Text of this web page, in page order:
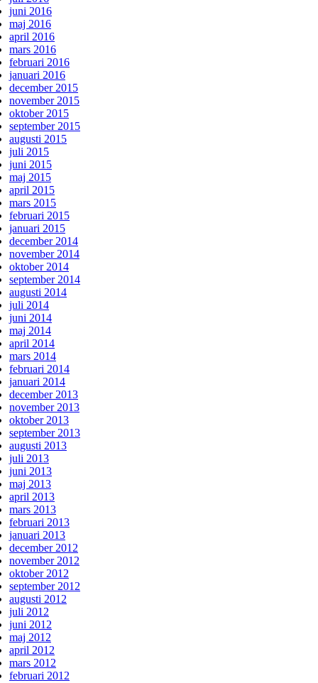
juni 2016
maj 2016
april 2016
mars 2016
februari 2016
januari 2016
december 2015
november 2015
oktober 2015
september 2015
augusti 2015
juli 2015
juni 2015
maj 2015
april 2015
mars 2015
februari 2015
januari 2015
december 2014
november 2014
oktober 2014
september 2014
augusti 2014
juli 2014
juni 2014
maj 2014
april 2014
mars 2014
februari 2014
januari 2014
december 2013
november 2013
oktober 2013
september 2013
augusti 2013
juli 2013
juni 2013
maj 2013
april 2013
mars 2013
februari 2013
januari 2013
december 2012
november 2012
oktober 2012
september 2012
augusti 2012
juli 2012
juni 2012
maj 2012
april 2012
mars 2012
februari 2012